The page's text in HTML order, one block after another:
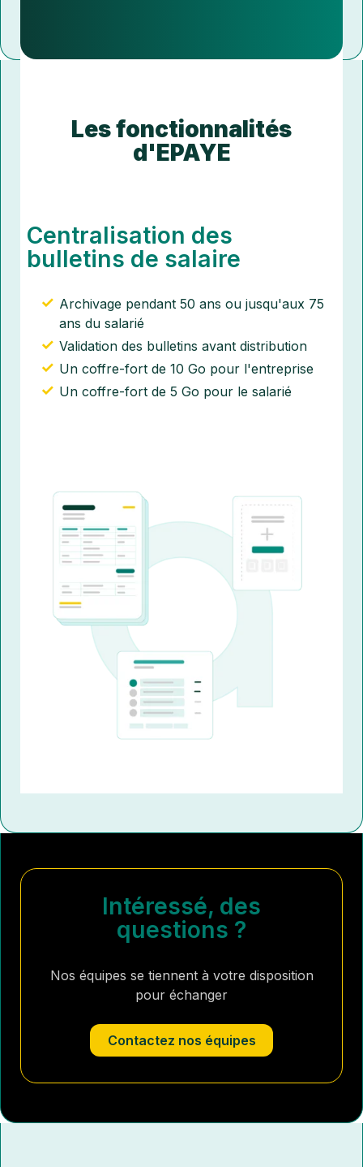
Les fonctionnalités
d'EPAYE
Centralisation des
bulletins de salaire
Archivage pendant 50 ans ou jusqu'aux 75
ans du salarié
Validation des bulletins avant distribution
Un coffre-fort de 10 Go pour l'entreprise
Un coffre-fort de 5 Go pour le salarié
Intéressé, des
questions ?
Nos équipes se tiennent à votre disposition
pour échanger
Contactez nos équipes